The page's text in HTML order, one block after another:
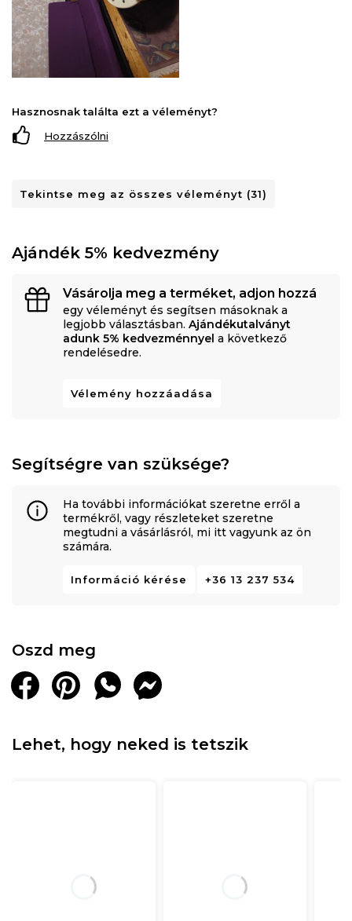
Hasznosnak találta ezt a véleményt?
Hozzászólni
Tekintse meg az összes véleményt (31)
Ajándék 5% kedvezmény
Vásárolja meg a terméket, adjon hozzá
egy véleményt és segítsen másoknak a
legjobb választásban. Ajándékutalványt
adunk 5% kedvezménnyel a következő
rendelésedre.
Vélemény hozzáadása
Segítségre van szüksége?
Ha további információkat szeretne erről a
termékről, vagy részleteket szeretne
megtudni a vásárlásról, mi itt vagyunk az ön
számára.
Információ kérése +36 13 237 534
Oszd meg
Lehet, hogy neked is tetszik